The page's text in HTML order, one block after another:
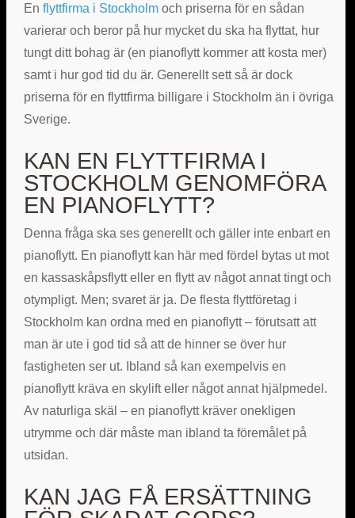
En flyttfirma i Stockholmoch priserna för en sådan
varierar och beror på hur mycket du ska ha flyttat, hur
tungt ditt bohag är (en pianoflytt kommer att kosta mer)
samt i hur god tid du är. Generellt sett så är dock
priserna för en flyttfirma billigare i Stockholm än i övriga
Sverige.
KAN EN FLYTTFIRMA I
STOCKHOLM GENOMFÖRA
EN PIANOFLYTT?
Denna fråga ska ses generellt och gäller inte enbart en
pianoflytt. En pianoflytt kan här med fördel bytas ut mot
en kassaskåpsflytt eller en flytt av något annat tingt och
otympligt. Men; svaret är ja. De flesta flyttföretag i
Stockholm kan ordna med en pianoflytt – förutsatt att
man är ute i god tid så att de hinner se över hur
fastigheten ser ut. Ibland så kan exempelvis en
pianoflytt kräva en skylift eller något annat hjälpmedel.
Av naturliga skäl – en pianoflytt kräver onekligen
utrymme och där måste man ibland ta föremålet på
utsidan.
KAN JAG FÅ ERSÄTTNING